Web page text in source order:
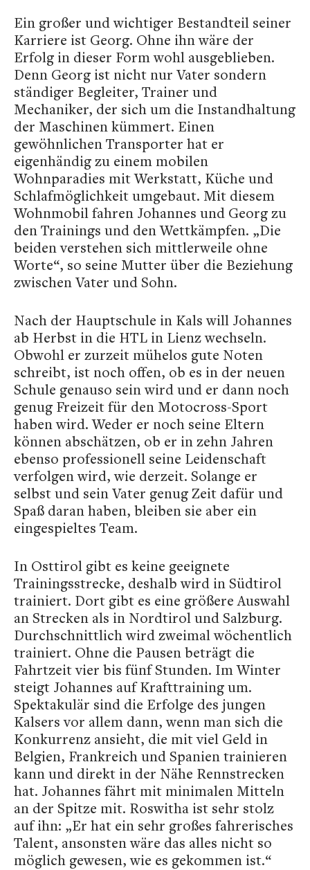
Ein großer und wichtiger Bestandteil seiner
Karriere ist Georg. Ohne ihn wäre der
Erfolg in dieser Form wohl ausgeblieben.
Denn Georg ist nicht nur Vater sondern
ständiger Begleiter, Trainer und
Mechaniker, der sich um die Instandhaltung
der Maschinen kümmert. Einen
gewöhnlichen Transporter hat er
eigenhändig zu einem mobilen
Wohnparadies mit Werkstatt, Küche und
Schlafmöglichkeit umgebaut. Mit diesem
Wohnmobil fahren Johannes und Georg zu
den Trainings und den Wettkämpfen. „Die
beiden verstehen sich mittlerweile ohne
Worte“, so seine Mutter über die Beziehung
zwischen Vater und Sohn.
Nach der Hauptschule in Kals will Johannes
ab Herbst in die HTL in Lienz wechseln.
Obwohl er zurzeit mühelos gute Noten
schreibt, ist noch offen, ob es in der neuen
Schule genauso sein wird und er dann noch
genug Freizeit für den Motocross-Sport
haben wird. Weder er noch seine Eltern
können abschätzen, ob er in zehn Jahren
ebenso professionell seine Leidenschaft
verfolgen wird, wie derzeit. Solange er
selbst und sein Vater genug Zeit dafür und
Spaß daran haben, bleiben sie aber ein
eingespieltes Team.
In Osttirol gibt es keine geeignete
Trainingsstrecke, deshalb wird in Südtirol
trainiert. Dort gibt es eine größere Auswahl
an Strecken als in Nordtirol und Salzburg.
Durchschnittlich wird zweimal wöchentlich
trainiert. Ohne die Pausen beträgt die
Fahrtzeit vier bis fünf Stunden. Im Winter
steigt Johannes auf Krafttraining um.
Spektakulär sind die Erfolge des jungen
Kalsers vor allem dann, wenn man sich die
Konkurrenz ansieht, die mit viel Geld in
Belgien, Frankreich und Spanien trainieren
kann und direkt in der Nähe Rennstrecken
hat. Johannes fährt mit minimalen Mitteln
an der Spitze mit. Roswitha ist sehr stolz
auf ihn: „Er hat ein sehr großes fahrerisches
Talent, ansonsten wäre das alles nicht so
möglich gewesen, wie es gekommen ist.“